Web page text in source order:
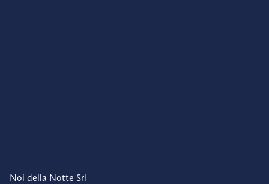
Noi della Notte Srl